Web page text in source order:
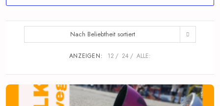
Nach Beliebtheit sortiert
ANZEIGEN: 12 24 ALLE: